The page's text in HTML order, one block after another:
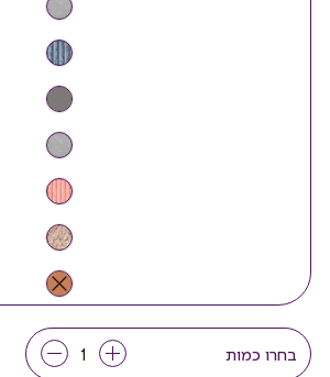
בחרו כמות